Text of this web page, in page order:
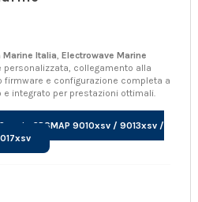
Italia, Electrowave Marine
personalizzata, collegamento alla
firmware e configurazione completa a
integrato per prestazioni ottimali.
GPSMAP 9010xsv / 9013xsv /